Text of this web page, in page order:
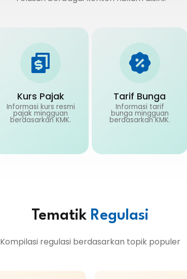
Kurs Pajak
Informasi kurs resmi
pajak mingguan
berdasarkan KMK.
Tarif Bunga
Informasi tarif
bunga mingguan
berdasarkan KMK.
Tematik Regulasi
Kompilasi regulasi berdasarkan topik populer